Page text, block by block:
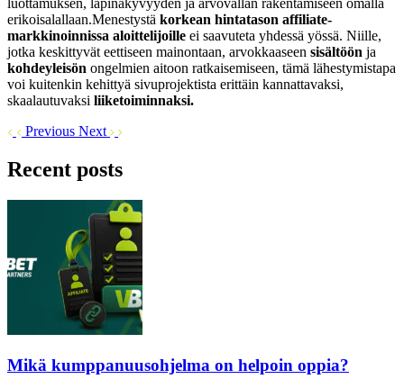
luottamuksen, läpinäkyvyyden ja arvovallan rakentamiseen omalla
erikoisalallaan.Menestystä korkean hintatason affiliate-
markkinoinnissa aloittelijoille ei saavuteta yhdessä yössä. Niille,
jotka keskittyvät eettiseen mainontaan, arvokkaaseen sisältöön ja
kohdeyleisön ongelmien aitoon ratkaisemiseen, tämä lähestymistapa
voi kuitenkin kehittyä sivuprojektista erittäin kannattavaksi,
skaalautuvaksi liiketoiminnaksi.
Previous Next
Recent posts
Mikä kumppanuusohjelma on helpoin oppia?